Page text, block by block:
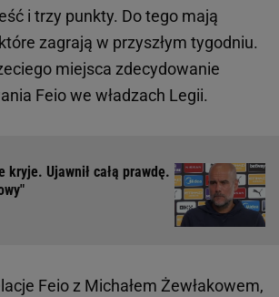
i trzy punkty. Do tego mają
zagrają w przyszłym tygodniu.
miejsca zdecydowanie
Feio we władzach Legii.
kryje. Ujawnił całą prawdę.
Feio z Michałem Żewłakowem,